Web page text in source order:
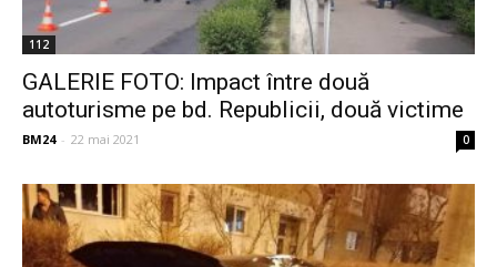
112
GALERIE FOTO: Impact între două
autoturisme pe bd. Republicii, două victime
BM24 - 22 mai 2021 0